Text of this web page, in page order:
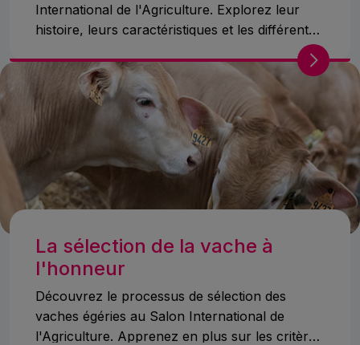
International de l'Agriculture. Explorez leur
histoire, leurs caractéristiques et les différentes
La sélection de la vache à
l'honneur
Découvrez le processus de sélection des
vaches égéries au Salon International de
l'Agriculture. Apprenez en plus sur les critères